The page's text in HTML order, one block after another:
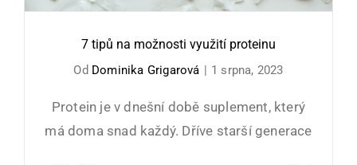
7 tipů na možnosti využití proteinu
Od Dominika Grigarová 1 srpna, 2023
Protein je v dnešní době suplement, který
má doma snad každý. Dříve starší generace